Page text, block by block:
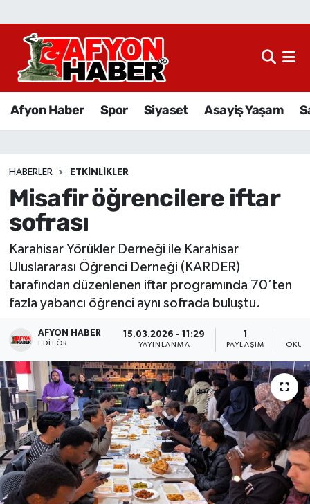
Afyon Haber Spor Siyaset Asayiş Yaşam
HABERLER ETKINLIKLER
Misafir öğrencilere iftar
sofrası
Karahisar Yörükler Derneği ile Karahisar
Uluslararası Öğrenci Derneği (KARDER)
tarafından düzenlenen iftar programında 70’ten
fazla yabancı öğrenci aynı sofrada buluştu.
AFYON HABER
EDITÖR
15.03.2026 - 11:29
YAYINLANMA PAYLAŞIM
Afyon Haber
Sağlık
Eğitim
Sivil Toplum
Ekonomi
Magazin
Etkinlikler